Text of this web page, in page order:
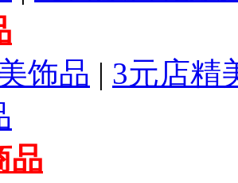
饰品 | 3元店精
品